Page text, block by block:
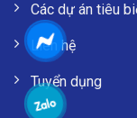
Các dự án tiêu
Liên hệ
Tuyển dụng